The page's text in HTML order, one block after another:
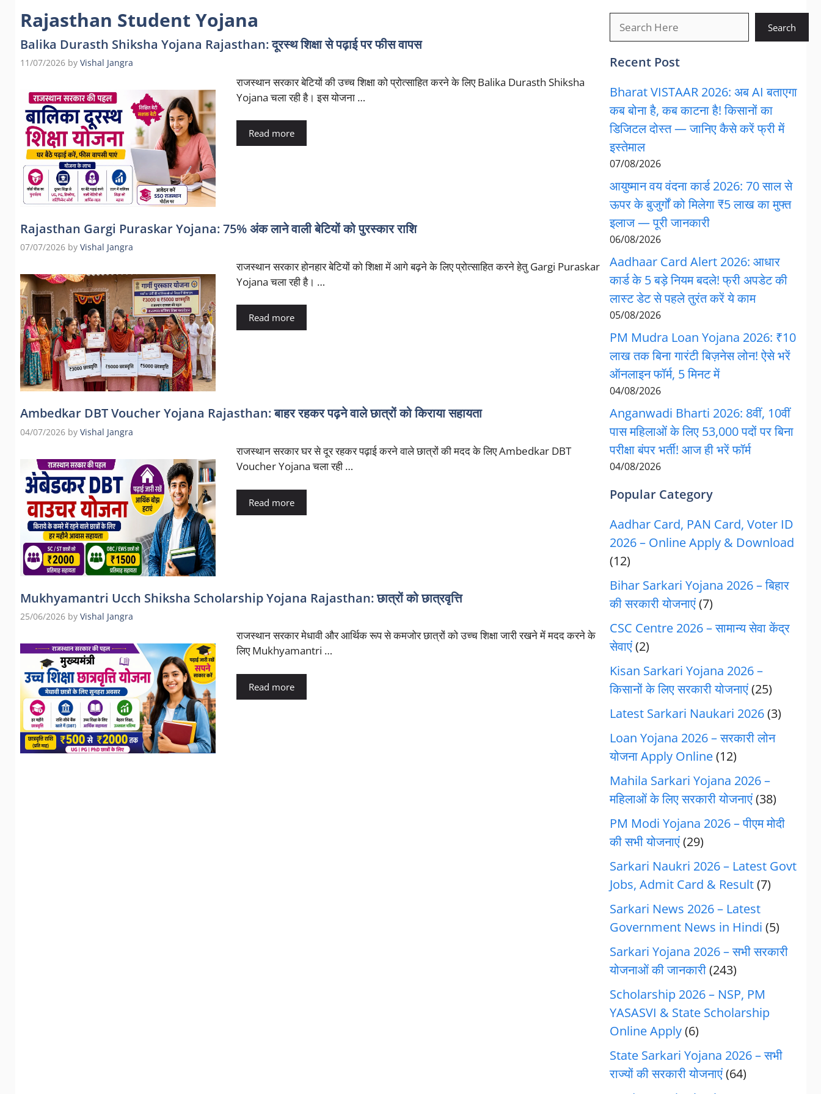
Rajasthan Student Yojana
Balika Durasth Shiksha Yojana Rajasthan: दूरस्थ शिक्षा से पढ़ाई पर फीस वापस
11/07/2026 by Vishal Jangra
राजस्थान सरकार बेटियों की उच्च शिक्षा को प्रोत्साहित करने के लिए Balika Durasth Shiksha
Yojana चला रही है। इस योजना …
Read more
Rajasthan Gargi Puraskar Yojana: 75% अंक लाने वाली बेटियों को पुरस्कार राशि
07/07/2026 by Vishal Jangra
राजस्थान सरकार होनहार बेटियों को शिक्षा में आगे बढ़ने के लिए प्रोत्साहित करने हेतु Gargi Puraskar
Yojana चला रही है। …
Read more
Ambedkar DBT Voucher Yojana Rajasthan: बाहर रहकर पढ़ने वाले छात्रों को किराया सहायता
04/07/2026 by Vishal Jangra
राजस्थान सरकार घर से दूर रहकर पढ़ाई करने वाले छात्रों की मदद के लिए Ambedkar DBT
Voucher Yojana चला रही …
Read more
Mukhyamantri Ucch Shiksha Scholarship Yojana Rajasthan: छात्रों को छात्रवृत्ति
25/06/2026 by Vishal Jangra
राजस्थान सरकार मेधावी और आर्थिक रूप से कमजोर छात्रों को उच्च शिक्षा जारी रखने में मदद करने के
लिए Mukhyamantri …
Read more
Search
Recent Post
Bharat VISTAAR 2026: अब AI बताएगा
कब बोना है, कब काटना है! किसानों का
डिजिटल दोस्त — जानिए कैसे करें फ्री में
इस्तेमाल
07/08/2026
आयुष्मान वय वंदना कार्ड 2026: 70 साल से
ऊपर के बुजुर्गों को मिलेगा ₹5 लाख का मुफ्त
इलाज — पूरी जानकारी
06/08/2026
Aadhaar Card Alert 2026: आधार
कार्ड के 5 बड़े नियम बदले! फ्री अपडेट की
लास्ट डेट से पहले तुरंत करें ये काम
05/08/2026
PM Mudra Loan Yojana 2026: ₹10
लाख तक बिना गारंटी बिज़नेस लोन! ऐसे भरें
ऑनलाइन फॉर्म, 5 मिनट में
04/08/2026
Anganwadi Bharti 2026: 8वीं, 10वीं
पास महिलाओं के लिए 53,000 पदों पर बिना
परीक्षा बंपर भर्ती! आज ही भरें फॉर्म
04/08/2026
Popular Category
Aadhar Card, PAN Card, Voter ID
2026 – Online Apply & Download
(12)
Bihar Sarkari Yojana 2026 – बिहार
की सरकारी योजनाएं(7)
CSC Centre 2026 – सामान्य सेवा केंद्र
सेवाएं(2)
Kisan Sarkari Yojana 2026 –
किसानों के लिए सरकारी योजनाएं(25)
Latest Sarkari Naukari 2026(3)
Loan Yojana 2026 – सरकारी लोन
योजना Apply Online(12)
Mahila Sarkari Yojana 2026 –
महिलाओं के लिए सरकारी योजनाएं(38)
PM Modi Yojana 2026 – पीएम मोदी
की सभी योजनाएं(29)
Sarkari Naukri 2026 – Latest Govt
Jobs, Admit Card & Result(7)
Sarkari News 2026 – Latest
Government News in Hindi (5)
Sarkari Yojana 2026 – सभी सरकारी
योजनाओं की जानकारी(243)
Scholarship 2026 – NSP, PM
YASASVI & State Scholarship
Online Apply(6)
State Sarkari Yojana 2026 – सभी
राज्यों की सरकारी योजनाएं(64)